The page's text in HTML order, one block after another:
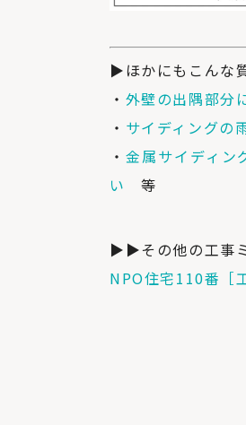
▶ほかにもこんな
・ 外壁の出隅部分
・ サイディングの
・ 金属サイディン
い
等
▶▶その他の工事
NPO住宅110番［